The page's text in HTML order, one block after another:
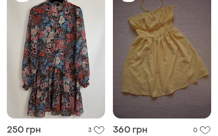
250 грн
3
360 грн 0